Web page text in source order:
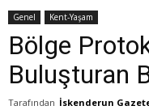
Genel Kent-Yaşam
Bölge
Buluşturan
Tarafından İskenderun